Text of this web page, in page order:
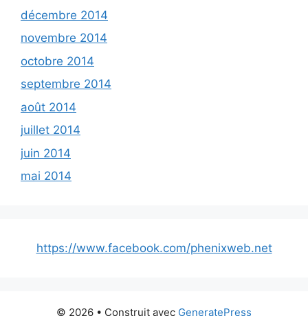
décembre 2014
novembre 2014
octobre 2014
septembre 2014
août 2014
juillet 2014
juin 2014
mai 2014
https://www.facebook.com/phenixweb.net
© 2026 • Construit avec GeneratePress